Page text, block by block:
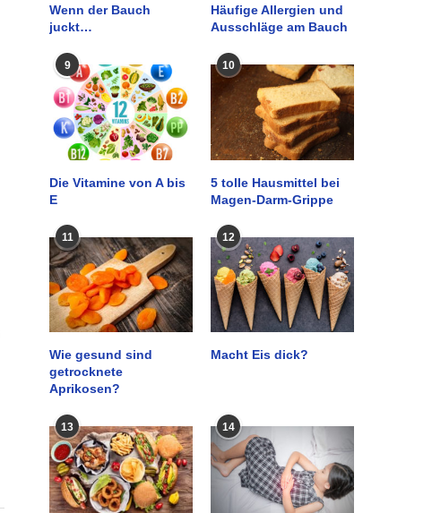
Wenn der Bauch
juckt…
Häufige Allergien und
Ausschläge am Bauch
9
Die Vitamine von A bis
E
10
5 tolle Hausmittel bei
Magen-Darm-Grippe
11
Wie gesund sind
getrocknete
Aprikosen?
12
Macht Eis dick?
13 14